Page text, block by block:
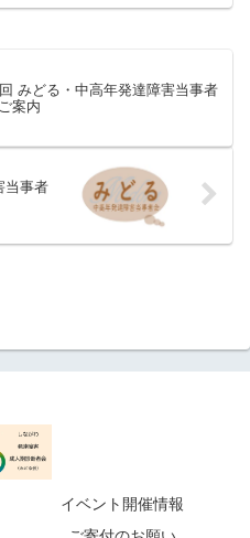
回 みどる・中高年発達障害当事者
案内
当事者
イベント開催情報